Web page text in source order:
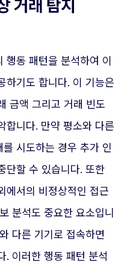
거래 탐지
동 패턴을 분석하여 이
하기도 합니다. 이 기능은
금액 그리고 거래 빈도
합니다. 만약 평소와 다른
시도하는 경우 추가 인
단할 수 있습니다. 또한
에서의 비정상적인 접근
분석도 중요한 요소입니
다른 기기로 접속하면
. 이러한 행동 패턴 분석